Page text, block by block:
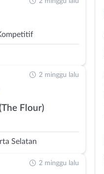
Flour)
Selatan
2 minggu lalu
2 minggu lalu